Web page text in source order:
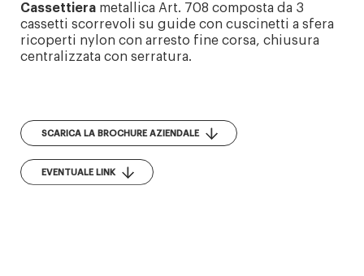
Cassettiera metallica Art. 708 composta da 3
cassetti scorrevoli su guide con cuscinetti a sfera
ricoperti nylon con arresto fine corsa, chiusura
centralizzata con serratura.
SCARICA LA BROCHURE AZIENDALE
EVENTUALE LINK